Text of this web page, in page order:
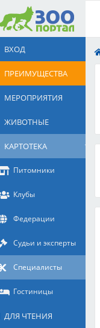
ВХОД
ПРЕИМУЩЕСТВА
МЕРОПРИЯТИЯ
ЖИВОТНЫЕ
КАРТОТЕКА
Питомники
Клубы
Федерации
Судьи и эксперты
Специалисты
Гостиницы
ДЛЯ ЧТЕНИЯ
метрики